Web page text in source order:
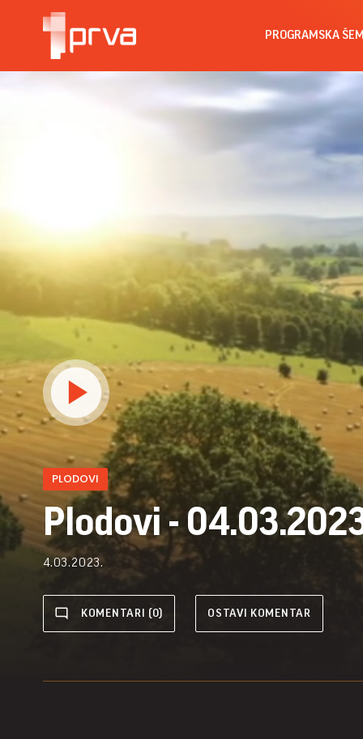
PROGRAMSKA
PLODOVI
Plodovi -
4.03.2023.
KOMENTARI (0) OSTAVI KOMENTAR